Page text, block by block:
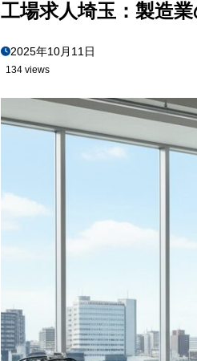
工場求人埼玉：製造
2025年10月11日
134 views